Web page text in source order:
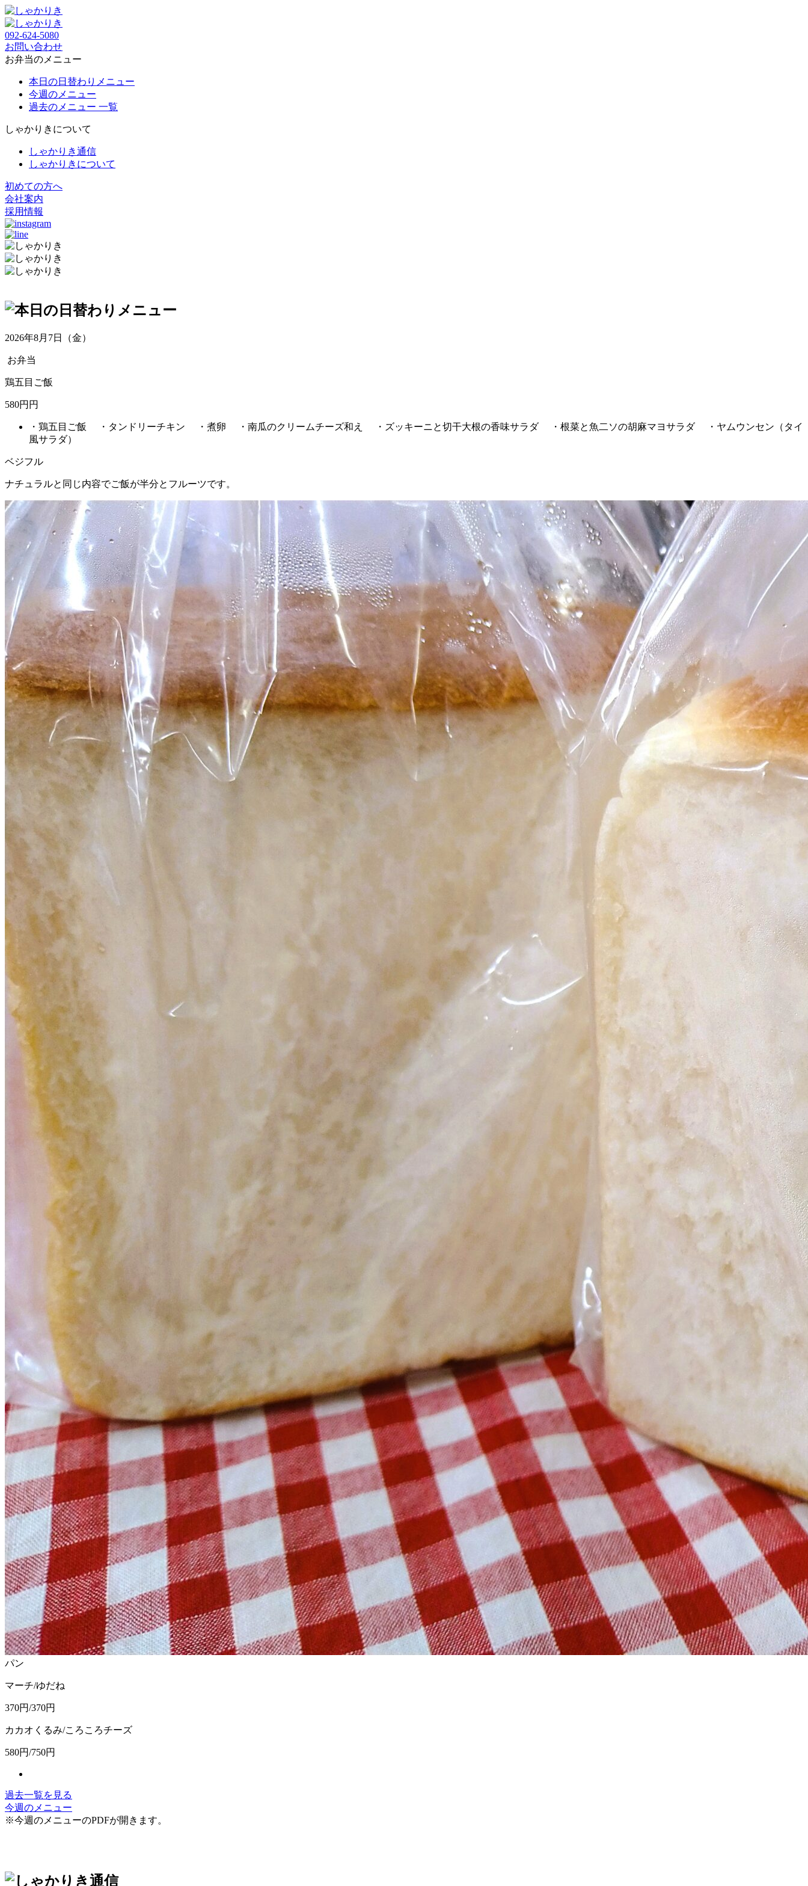
092-624-5080
お問い合わせ
お弁当のメニュー
本日の日替わりメニュー
今週のメニュー
過去のメニュー 一覧
しゃかりきについて
しゃかりき通信
しゃかりきについて
初めての方へ
会社案内
採用情報
2026年8月7日（金）
お弁当
鶏五目ご飯
580円円
・鶏五目ご飯 ・タンドリーチキン ・煮卵 ・南瓜のクリームチーズ和え ・ズッキーニと切干大根の香味サラダ ・根菜と魚二ソの胡麻マヨサラダ ・ヤムウンセン（タイ
風サラダ）
ベジフル
ナチュラルと同じ内容でご飯が半分とフルーツです。
パン
マーチ/ゆだね
370円/370円
カカオくるみ/ころころチーズ
580円/750円
過去一覧を見る
今週のメニュー
※今週のメニューのPDFが開きます。